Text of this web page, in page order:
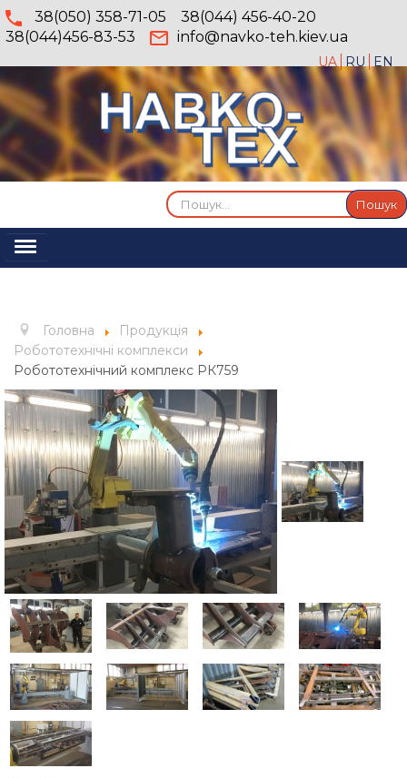
38(050) 358-71-05
38(044) 456-40-20
38(044)456-83-53
info@navko-teh.kiev.ua
UA RU EN
Пошук... Пошук
Перемикач
Послуги
Продукція
Галерея
Публікації
Контакти
Головна
Продукція
Робототехнічні комплекси
Робототехнічний комплекс РК759